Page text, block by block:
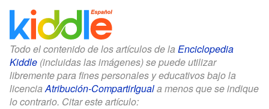
Todo el contenido de los artículos de la Enciclopedia
Kiddle (incluidas las imágenes) se puede utilizar
libremente para fines personales y educativos bajo la
licenciaAtribución-CompartirIguala menos que se indique
lo contrario. Citar este artículo: